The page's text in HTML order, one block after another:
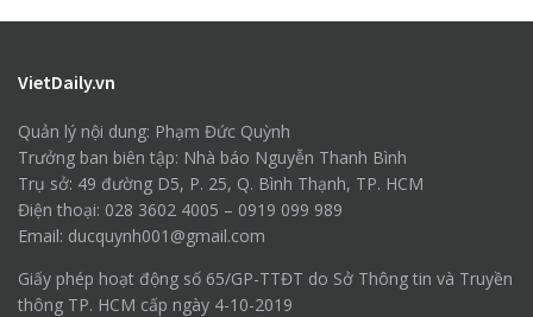
VietDaily.vn
Quản lý nội dung: Phạm Đức Quỳnh
Trưởng ban biên tập: Nhà báo Nguyễn Thanh Bình
Trụ sở: 49 đường D5, P. 25, Q. Bình Thạnh, TP. HCM
Điện thoại: 028 3602 4005 – 0919 099 989
Email: ducquynh001@gmail.com
Giấy phép hoạt động số 65/GP-TTĐT do Sở Thông tin và Truyền
thông TP. HCM cấp ngày 4-10-2019